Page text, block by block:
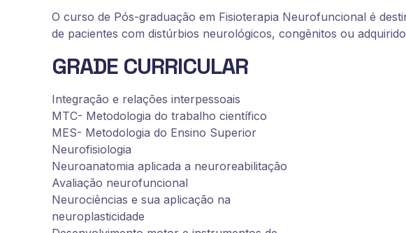
O curso de Pós-graduação em Fisioterapia Neurofuncional é
de pacientes com distúrbios neurológicos, congênitos ou
GRADE CURRICULAR
Integração e relações interpessoais
MTC- Metodologia do trabalho científico
MES- Metodologia do Ensino Superior
Neurofisiologia
Neuroanatomia aplicada a neuroreabilitação
Avaliação neurofuncional
Neurociências e sua aplicação na
neuroplasticidade